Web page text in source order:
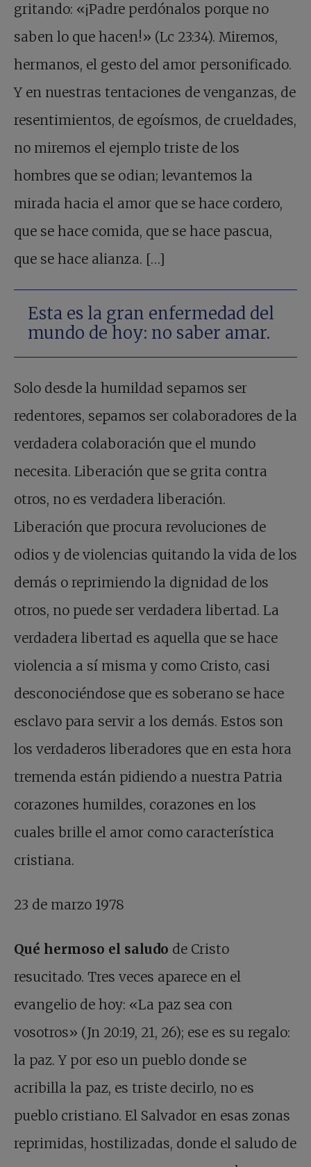
gritando: «¡Padre perdónalos porque no
saben lo que hacen!» (Lc 23:34). Miremos,
hermanos, el gesto del amor personificado.
Y en nuestras tentaciones de venganzas, de
resentimientos, de egoísmos, de crueldades,
no miremos el ejemplo triste de los
hombres que se odian; levantemos la
mirada hacia el amor que se hace cordero,
que se hace comida, que se hace pascua,
que se hace alianza. […]
Esta es la gran enfermedad del
mundo de hoy: no saber amar.
Solo desde la humildad sepamos ser
redentores, sepamos ser colaboradores de la
verdadera colaboración que el mundo
necesita. Liberación que se grita contra
otros, no es verdadera liberación.
Liberación que procura revoluciones de
odios y de violencias quitando la vida de los
demás o reprimiendo la dignidad de los
otros, no puede ser verdadera libertad. La
verdadera libertad es aquella que se hace
violencia a sí misma y como Cristo, casi
desconociéndose que es soberano se hace
esclavo para servir a los demás. Estos son
los verdaderos liberadores que en esta hora
tremenda están pidiendo a nuestra Patria
corazones humildes, corazones en los
cuales brille el amor como característica
cristiana.
23 de marzo 1978
Qué hermoso el saludo de Cristo
resucitado. Tres veces aparece en el
evangelio de hoy: «La paz sea con
vosotros» (Jn 20:19, 21, 26); ese es su regalo:
la paz. Y por eso un pueblo donde se
acribilla la paz, es triste decirlo, no es
pueblo cristiano. El Salvador en esas zonas
reprimidas, hostilizadas, donde el saludo de